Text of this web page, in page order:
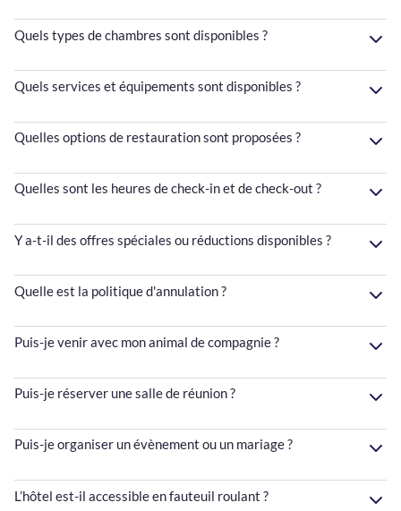
Quels types de chambres sont disponibles ?
Quels services et équipements sont disponibles ?
Quelles options de restauration sont proposées ?
Quelles sont les heures de check-in et de check-out ?
Y a-t-il des offres spéciales ou réductions disponibles ?
Quelle est la politique d'annulation ?
Puis-je venir avec mon animal de compagnie ?
Puis-je réserver une salle de réunion ?
Puis-je organiser un évènement ou un mariage ?
L’hôtel est-il accessible en fauteuil roulant ?